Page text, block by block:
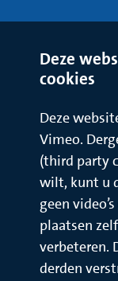
Deze
cookies
Deze
Vimeo.
(third party
wilt, kunt u
geen
plaatsen
verbeteren.
derden